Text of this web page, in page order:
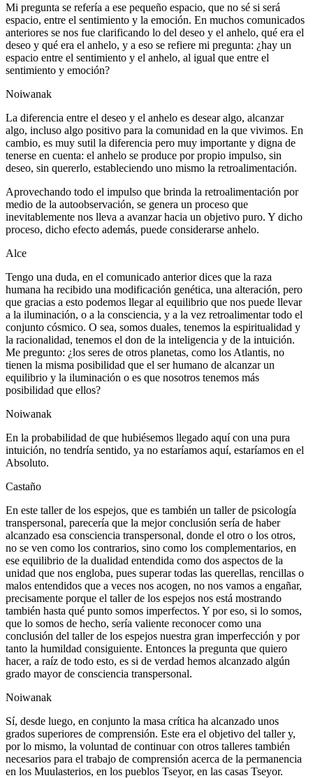
Mi pregunta se refería a ese pequeño espacio, que no sé si será
espacio, entre el sentimiento y la emoción. En muchos comunicados
anteriores se nos fue clarificando lo del deseo y el anhelo, qué era el
deseo y qué era el anhelo, y a eso se refiere mi pregunta: ¿hay un
espacio entre el sentimiento y el anhelo, al igual que entre el
sentimiento y emoción?
Noiwanak
La diferencia entre el deseo y el anhelo es desear algo, alcanzar
algo, incluso algo positivo para la comunidad en la que vivimos. En
cambio, es muy sutil la diferencia pero muy importante y digna de
tenerse en cuenta: el anhelo se produce por propio impulso, sin
deseo, sin quererlo, estableciendo uno mismo la retroalimentación.
Aprovechando todo el impulso que brinda la retroalimentación por
medio de la autoobservación, se genera un proceso que
inevitablemente nos lleva a avanzar hacia un objetivo puro. Y dicho
proceso, dicho efecto además, puede considerarse anhelo.
Alce
Tengo una duda, en el comunicado anterior dices que la raza
humana ha recibido una modificación genética, una alteración, pero
que gracias a esto podemos llegar al equilibrio que nos puede llevar
a la iluminación, o a la consciencia, y a la vez retroalimentar todo el
conjunto cósmico. O sea, somos duales, tenemos la espiritualidad y
la racionalidad, tenemos el don de la inteligencia y de la intuición.
Me pregunto: ¿los seres de otros planetas, como los Atlantis, no
tienen la misma posibilidad que el ser humano de alcanzar un
equilibrio y la iluminación o es que nosotros tenemos más
posibilidad que ellos?
Noiwanak
En la probabilidad de que hubiésemos llegado aquí con una pura
intuición, no tendría sentido, ya no estaríamos aquí, estaríamos en el
Absoluto.
Castaño
En este taller de los espejos, que es también un taller de psicología
transpersonal, parecería que la mejor conclusión sería de haber
alcanzado esa consciencia transpersonal, donde el otro o los otros,
no se ven como los contrarios, sino como los complementarios, en
ese equilibrio de la dualidad entendida como dos aspectos de la
unidad que nos engloba, pues superar todas las querellas, rencillas o
malos entendidos que a veces nos acogen, no nos vamos a engañar,
precisamente porque el taller de los espejos nos está mostrando
también hasta qué punto somos imperfectos. Y por eso, si lo somos,
que lo somos de hecho, sería valiente reconocer como una
conclusión del taller de los espejos nuestra gran imperfección y por
tanto la humildad consiguiente. Entonces la pregunta que quiero
hacer, a raíz de todo esto, es si de verdad hemos alcanzado algún
grado mayor de consciencia transpersonal.
Noiwanak
Sí, desde luego, en conjunto la masa crítica ha alcanzado unos
grados superiores de comprensión. Este era el objetivo del taller y,
por lo mismo, la voluntad de continuar con otros talleres también
necesarios para el trabajo de comprensión acerca de la permanencia
en los Muulasterios, en los pueblos Tseyor, en las casas Tseyor.